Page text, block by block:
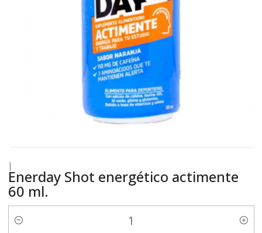
|
Enerday Shot energético actimente
60 ml.
Cantidad